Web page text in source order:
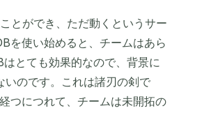
とができ、ただ動くというサー
を使い始めると、チームはあら
とても効果的なので、背景に
のです。これは諸刃の剣で
つにつれて、チームは未開拓の